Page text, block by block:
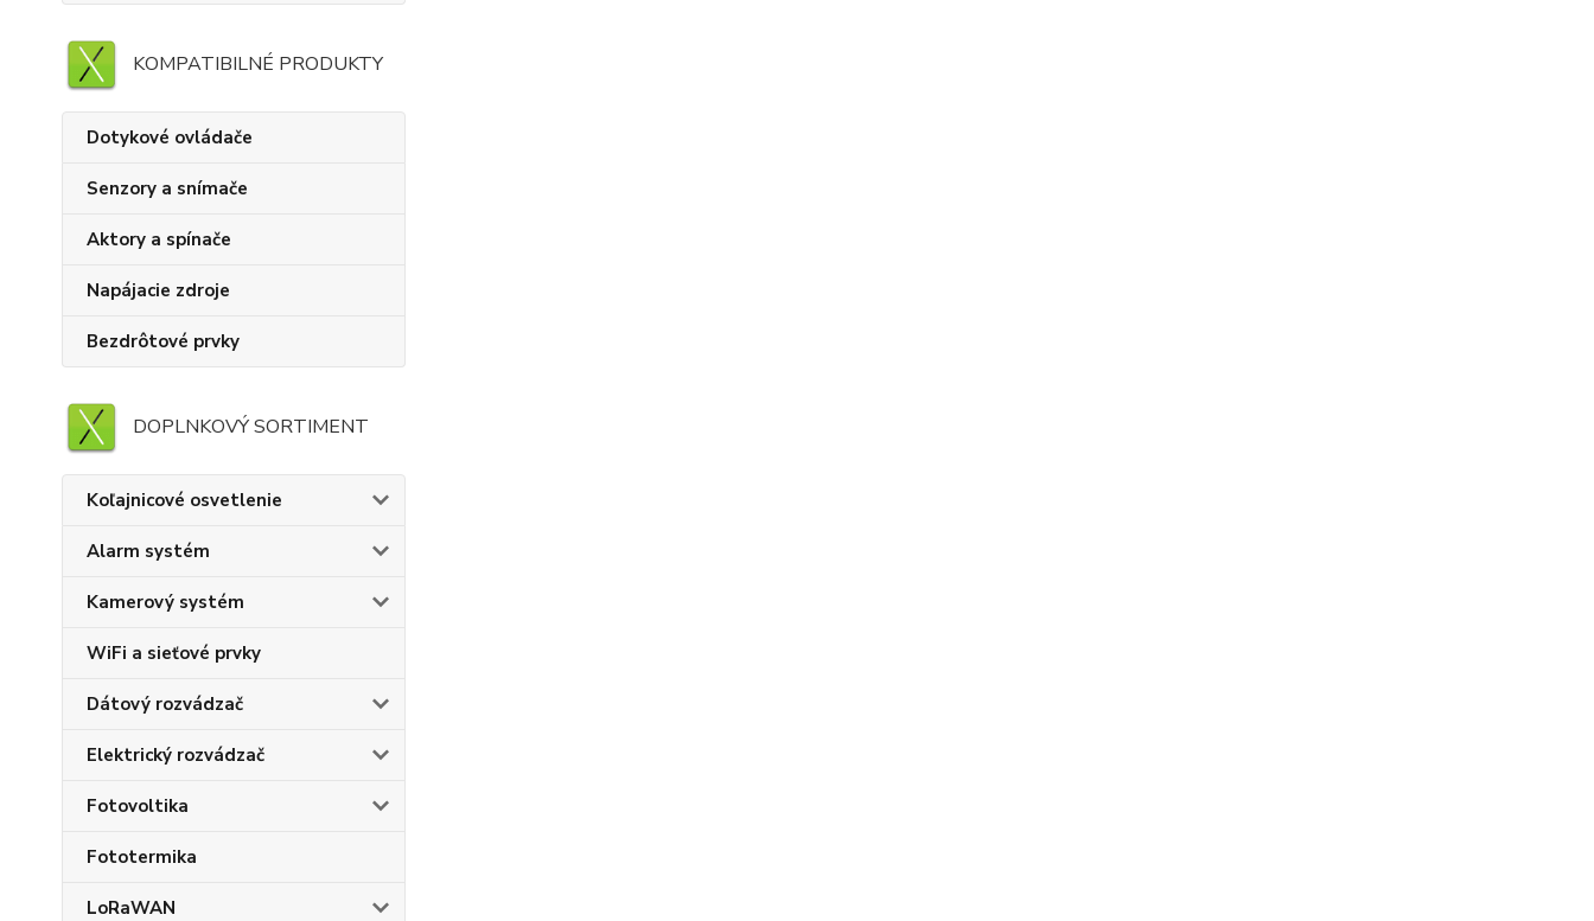
KOMPATIBILNÉ PRODUKTY
Dotykové ovládače
Senzory a snímače
Aktory a spínače
Napájacie zdroje
Bezdrôtové prvky
DOPLNKOVÝ SORTIMENT
Koľajnicové osvetlenie
Alarm systém
Kamerový systém
WiFi a sieťové prvky
Dátový rozvádzač
Elektrický rozvádzač
Fotovoltika
Fototermika
LoRaWAN